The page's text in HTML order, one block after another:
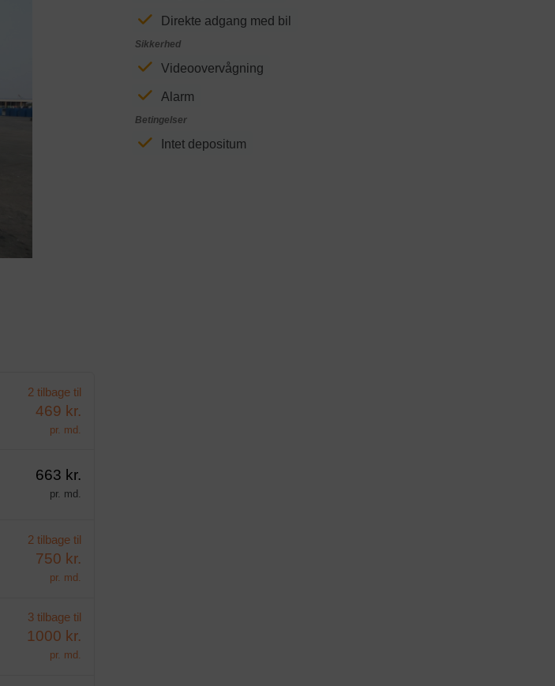
2 tilbage til
469 kr.
pr. md.
663 kr.
pr. md.
2 tilbage til
750 kr.
pr. md.
3 tilbage til
1000 kr.
pr. md.
Direkte adgang med bil
Sikkerhed
Videoovervågning
Alarm
Betingelser
Intet depositum